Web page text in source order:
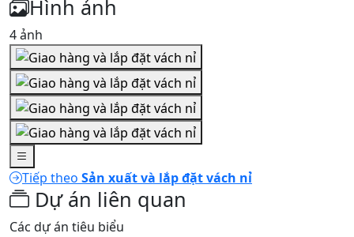
Hình ảnh
4 ảnh
Tiếp theo Sản xuất và lắp đặt vách nỉ
Dự án liên quan
Các dự án tiêu biểu